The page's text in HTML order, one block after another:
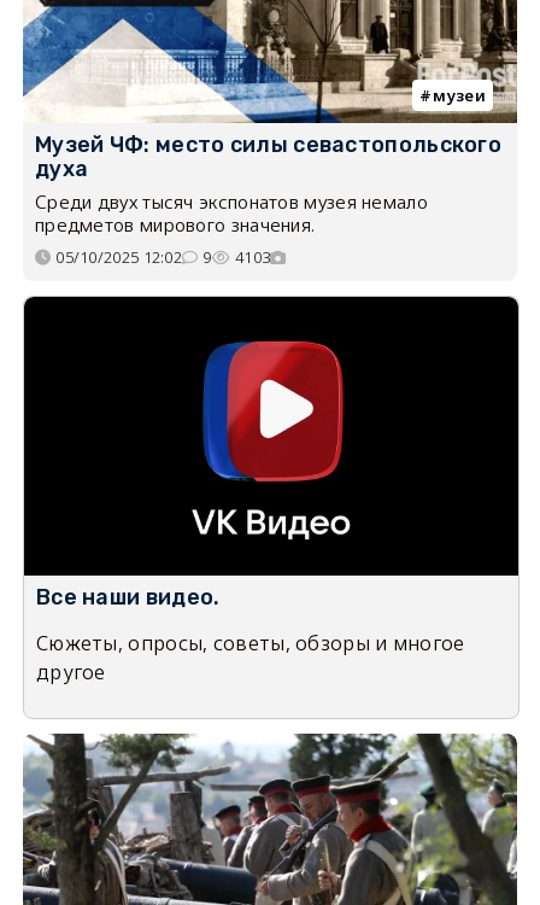
музеи
Музей ЧФ: место силы севастопольского
духа
Среди двух тысяч экспонатов музея немало
предметов мирового значения.
05/10/2025 12:02 9 4103
Все наши видео.
Сюжеты, опросы, советы, обзоры и многое
другое